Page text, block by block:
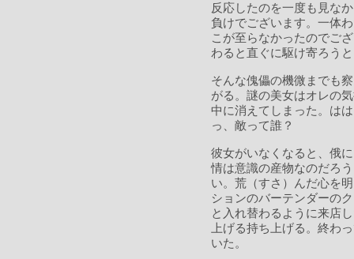
反応したのを一度も見な
負けでございます。一体
こが至らなかったのでご
わると直ぐに駆け寄ろう
そんな傀儡の機微までも
がる。謎の美女はオレの
中に消えてしまった。は
っ、敵って誰？
彼女がいなくなると、俄
情は意識の産物なのだろ
い。荒（すさ）んだ心を
ションのバーテンダーの
と入れ替わるように来店
上げる持ち上げる。終わ
いた。